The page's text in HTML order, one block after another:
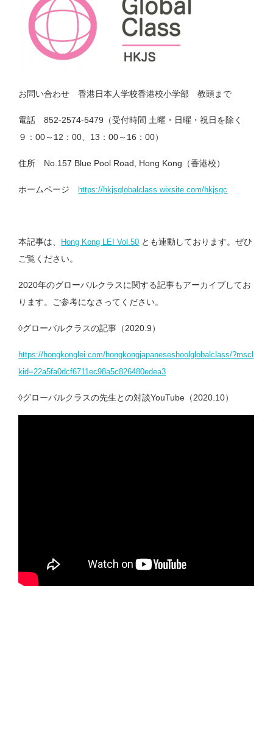
お問い合わせ 香港日本人学校香港校小学部 教頭まで
電話 852-2574-5479（受付時間 土曜・日曜・祝日を除く
９：00～12：00、13：00～16：00）
住所 No.157 Blue Pool Road, Hong Kong（香港校）
ホームページhttps://hkjsglobalclass.wixsite.com/hkjsgc
本記事は、 Hong Kong LEI Vol.50 とも連動しております。ぜひ
ご覧ください。
2020年のグローバルクラスに関する記事もアーカイブしてお
ります。ご参考になさってください。
◊グローバルクラスの記事（2020.9）
https://hongkonglei.com/hongkongjapaneseshoolglobalclass/?mscl
kid=22a5fa0dcf6711ec98a5c826480edea3
◊グローバルクラスの先生との対談YouTube（2020.10）